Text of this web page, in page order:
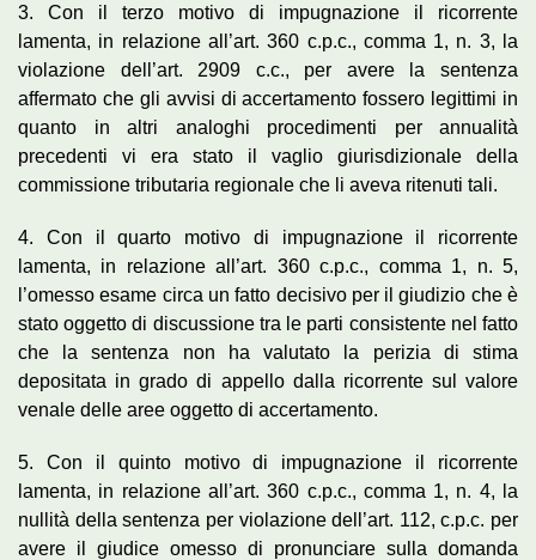
3. Con il terzo motivo di impugnazione il ricorrente
lamenta, in relazione all’art. 360 c.p.c., comma 1, n. 3, la
violazione dell’art. 2909 c.c., per avere la sentenza
affermato che gli avvisi di accertamento fossero legittimi in
quanto in altri analoghi procedimenti per annualità
precedenti vi era stato il vaglio giurisdizionale della
commissione tributaria regionale che li aveva ritenuti tali.
4. Con il quarto motivo di impugnazione il ricorrente
lamenta, in relazione all’art. 360 c.p.c., comma 1, n. 5,
l’omesso esame circa un fatto decisivo per il giudizio che è
stato oggetto di discussione tra le parti consistente nel fatto
che la sentenza non ha valutato la perizia di stima
depositata in grado di appello dalla ricorrente sul valore
venale delle aree oggetto di accertamento.
5. Con il quinto motivo di impugnazione il ricorrente
lamenta, in relazione all’art. 360 c.p.c., comma 1, n. 4, la
nullità della sentenza per violazione dell’art. 112, c.p.c. per
avere il giudice omesso di pronunciare sulla domanda